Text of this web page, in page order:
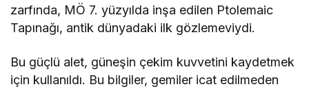
zarfında, MÖ 7. yüzyılda inşa edilen Ptolemaic
Tapınağı, antik dünyadaki ilk gözlemeviydi.
Bu güçlü alet, güneşin çekim kuvvetini kaydetmek
için kullanıldı. Bu bilgiler, gemiler icat edilmeden